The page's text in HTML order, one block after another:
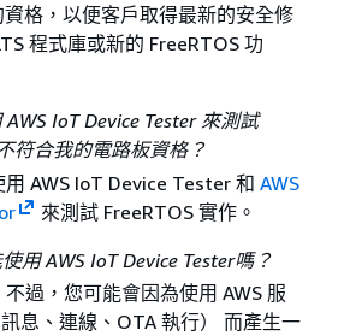
資格，以便客戶取得最新的安全修
程式庫或新的 FreeRTOS 功
IoT Device Tester 來測試
符合我的電路板資格？
AWS IoT Device Tester 和 AWS
來測試 FreeRTOS 實作。
用 AWS IoT Device Tester嗎？
過，您可能會因為使用 AWS 服
息、連線、OTA 執行） 而產生一